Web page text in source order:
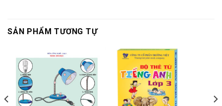
SẢN PHẨM TƯƠNG TỰ